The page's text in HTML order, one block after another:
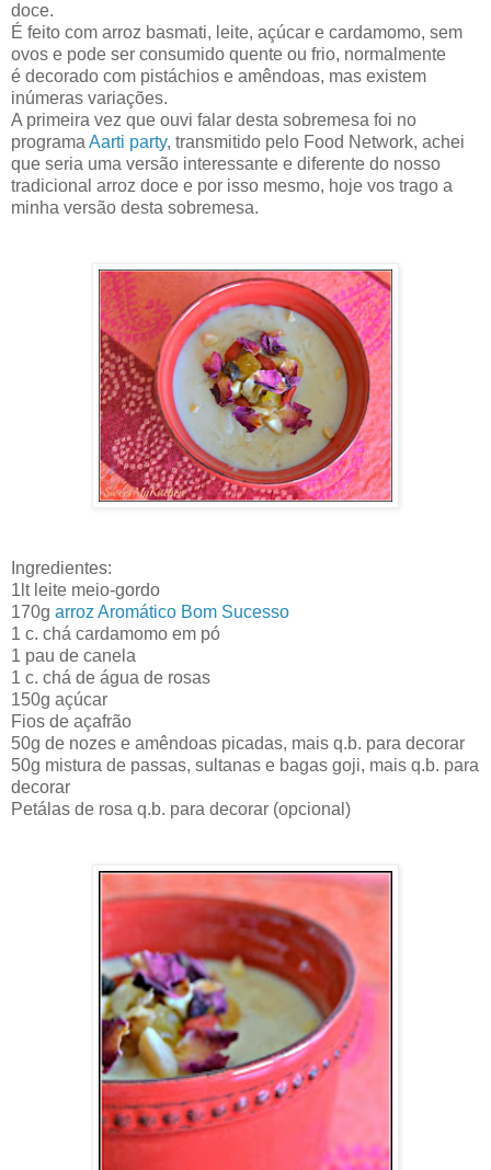
doce.
É feito com arroz basmati, leite, açúcar e cardamomo, sem
ovos e pode ser consumido quente ou frio, normalmente
é decorado com pistáchios e amêndoas, mas existem
inúmeras variações.
A primeira vez que ouvi falar desta sobremesa foi no
programa Aarti party, transmitido pelo Food Network, achei
que seria uma versão interessante e diferente do nosso
tradicional arroz doce e por isso mesmo, hoje vos trago a
minha versão desta sobremesa.
Ingredientes:
1lt leite meio-gordo
170g arroz Aromático Bom Sucesso
1 c. chá cardamomo em pó
1 pau de canela
1 c. chá de água de rosas
150g açúcar
Fios de açafrão
50g de nozes e amêndoas picadas, mais q.b. para decorar
50g mistura de passas, sultanas e bagas goji, mais q.b. para
decorar
Petálas de rosa q.b. para decorar (opcional)